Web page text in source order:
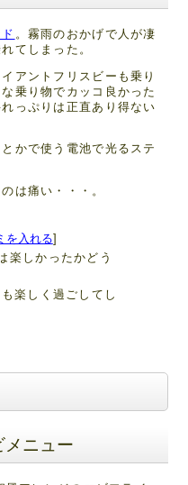
。霧雨のおかげで人が凄
てしまった。
アントフリスビーも乗り
乗り物でカッコ良かった
っぷりは正直あり得ない
かで使う電池で光るステ
は痛い・・・。
を入れる]
楽しかったかどう
楽しく過ごしてし
メニュー